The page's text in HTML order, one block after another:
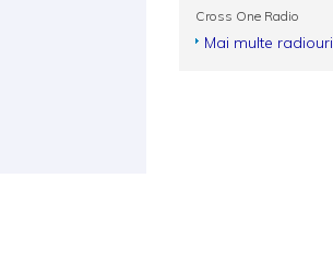
Cross One Radio
Mai multe radiouri